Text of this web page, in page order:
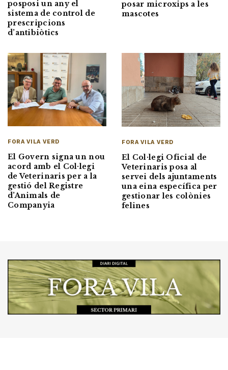
posposi un any el
sistema de control de
prescripcions
d’antibiòtics
posar microxips a les
mascotes
FORA VILA VERD
El Govern signa un nou
acord amb el Col·legi
de Veterinaris per a la
gestió del Registre
d’Animals de
Companyia
FORA VILA VERD
El Col·legi Oficial de
Veterinaris posa al
servei dels ajuntaments
una eina específica per
gestionar les colònies
felines